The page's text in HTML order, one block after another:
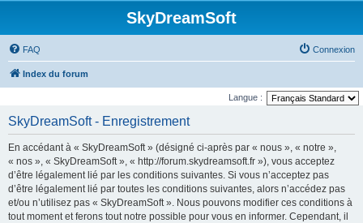
SkyDreamSoft
FAQ Connexion
Index du forum
Langue :
SkyDreamSoft - Enregistrement
En accédant à « SkyDreamSoft » (désigné ci-après par « nous », « notre »,
« nos », « SkyDreamSoft », « http://forum.skydreamsoft.fr »), vous acceptez
d’être légalement lié par les conditions suivantes. Si vous n’acceptez pas
d’être légalement lié par toutes les conditions suivantes, alors n’accédez pas
et/ou n’utilisez pas « SkyDreamSoft ». Nous pouvons modifier ces conditions à
tout moment et ferons tout notre possible pour vous en informer. Cependant, il